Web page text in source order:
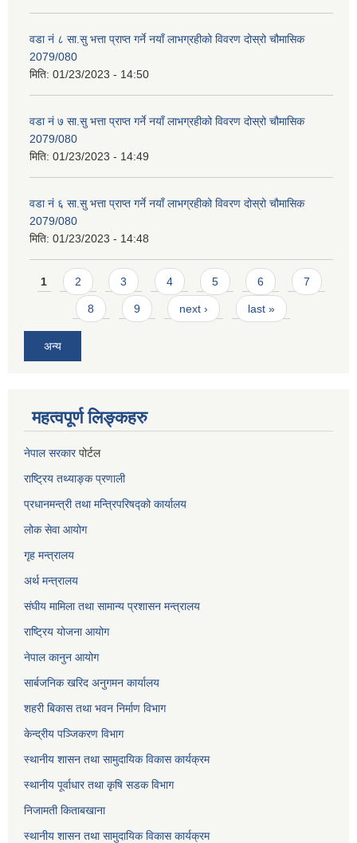
वडा नं ८ सा.सु भत्ता प्राप्त गर्ने नयाँ लाभग्रहीको विवरण दोस्रो चौमासिक
2079/080
मिति: 01/23/2023 - 14:50
वडा नं ७ सा.सु भत्ता प्राप्त गर्ने नयाँ लाभग्रहीको विवरण दोस्रो चौमासिक
2079/080
मिति: 01/23/2023 - 14:49
वडा नं ६ सा.सु भत्ता प्राप्त गर्ने नयाँ लाभग्रहीको विवरण दोस्रो चौमासिक
2079/080
मिति: 01/23/2023 - 14:48
Pages
1 2 3 4 5 6 7
8 9 next › last »
अन्य
महत्वपूर्ण लिङ्कहरु
नेपाल सरकारपोर्टल
राष्ट्रिय तथ्याङ्क प्रणाली
प्रधानमन्त्री तथा मन्त्रिपरिषद्को कार्यालय
लोक सेवाआयोग
गृह मन्त्रालय
अर्थ मन्त्रालय
संघीय मामिला तथा सामान्य प्रशासन मन्त्रालय
राष्ट्रिय योजना आयोग
नेपाल कानुन आयोग
सार्बजनिक खरिद अनुगमन कार्यालय
शहरी बिकास तथा भवन निर्माण विभाग
केन्द्रीय पञ्जिकरण विभाग
स्थानीय शासन तथा सामुदायिक विकास कार्यक्रम
स्थानीय पूर्वाधार तथा कृषि सडक विभाग
निजामती किताबखाना
स्थानीय शासन तथा सामुदायिक विकास कार्यक्रम